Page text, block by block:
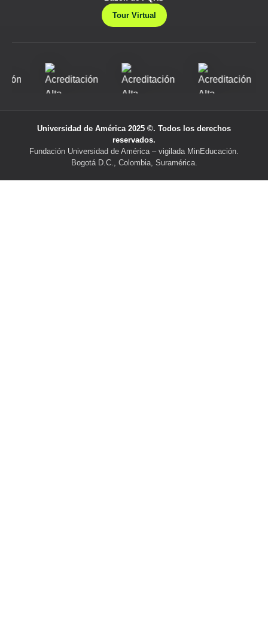
Tour Virtual
Universidad de América 2025 ©. Todos los derechos
reservados.
Fundación Universidad de América – vigilada MinEducación.
Bogotá D.C., Colombia, Suramérica.